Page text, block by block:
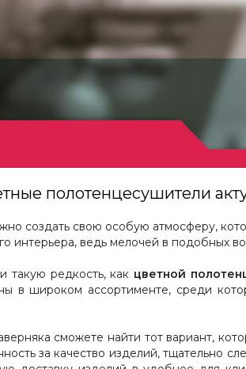
полотенцесушители
создать свою особую атмосферу,
интерьера, ведь мелочей в подобных
такую редкость, как цветной
в широком ассортименте, среди
сможете найти тот вариант,
за качество изделий, тщательно